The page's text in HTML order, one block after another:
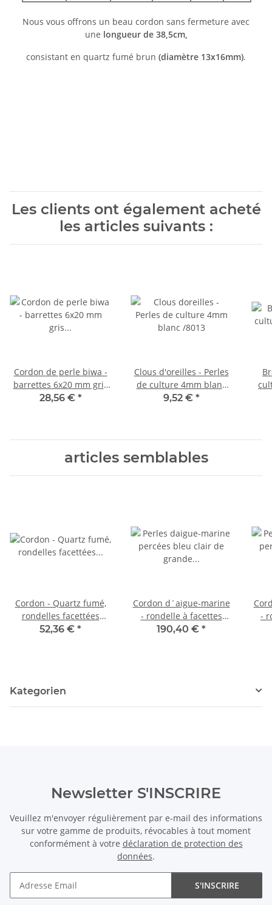
Nous vous offrons un beau cordon sans fermeture avec
une longueur de 38,5cm,
consistant en quartz fumé brun (diamètre 13x16mm).
Les clients ont également acheté
les articles suivants :
Cordon de perle biwa -
barrettes 6x20 mm gris
argenté, longueur 40 cm
28,56 € *
Clous d'oreilles - Perles
de culture 4mm blanc
/8013
9,52 € *
articles semblables
Cordon - Quartz fumé,
rondelles facettées
11x14 mm marron,
52,36 € *
Cordon d´aigue-marine
- rondelle à facettes
7x10 mm bleu clair, 39
190,40 € *
-
Kategorien
Newsletter S'INSCRIRE
Veuillez m'envoyer régulièrement par e-mail des informations
sur votre gamme de produits, révocables à tout moment
conformément à votre déclaration de protection des
données.
S'INSCRIRE